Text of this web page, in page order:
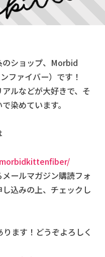
のショップ、Morbid
ファイバー）です！
ルなどが大好きで、そ
染めています。
ールマガジン購読フォ
込みの上、チェックし
ます！どうぞよろしく